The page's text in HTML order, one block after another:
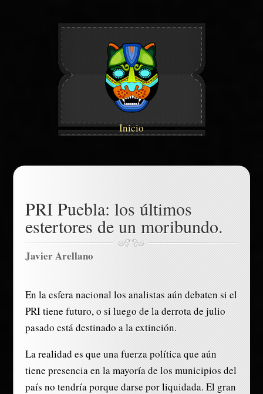
Inicio
PRI Puebla: los últimos
estertores de un moribundo.
Javier Arellano
En la esfera nacional los analistas aún debaten si el
PRI tiene futuro, o si luego de la derrota de julio
pasado está destinado a la extinción.
La realidad es que una fuerza política que aún
tiene presencia en la mayoría de los municipios del
país no tendría porque darse por liquidada. El gran